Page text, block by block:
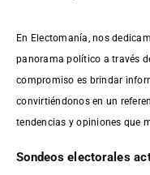
En Electomanía, nos
panorama político a través
compromiso es brindar
convirtiéndonos en un
tendencias y opiniones que
Sondeos electorales